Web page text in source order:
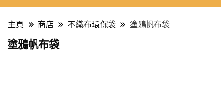
主頁 商店 不織布環保袋 塗鴉帆布袋
塗鴉帆布袋